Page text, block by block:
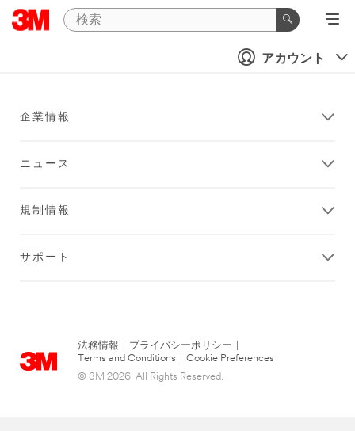
アカウント
企業情報
ニュース
規制情報
サポート
法務情報 プライバシーポリシー
Terms and Conditions
Cookie Preferences
© 3M 2026. All Rights Reserved.